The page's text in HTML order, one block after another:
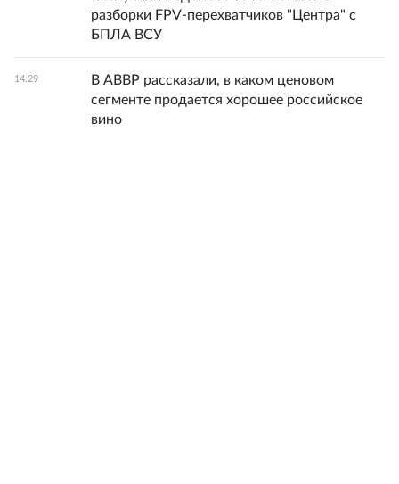
разборки FPV-перехватчиков "Центра" с
БПЛА ВСУ
14:29
В АВВР рассказали, в каком ценовом
сегменте продается хорошее российское
вино